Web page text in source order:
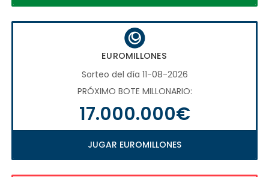
EUROMILLONES
Sorteo del día 11-08-2026
PRÓXIMO BOTE MILLONARIO:
17.000.000€
JUGAR EUROMILLONES